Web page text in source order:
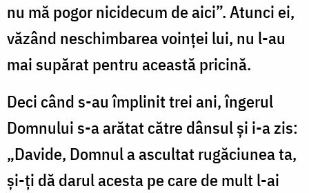
nu mă pogor nicidecum de aici”. Atunci ei,
văzând neschimbarea voinței lui, nu l-au
mai supărat pentru această pricină.
Deci când s-au împlinit trei ani, îngerul
Domnului s-a arătat către dânsul și i-a zis:
„Davide, Domnul a ascultat rugăciunea ta,
și-ți dă darul acesta pe care de mult l-ai